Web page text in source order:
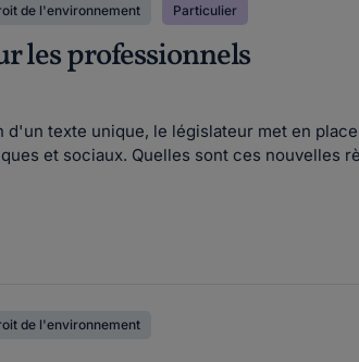
de l'environnement Particulier
les professionnels
texte unique, le législateur met en
et sociaux. Quelles sont ces nouvelles
de l'environnement